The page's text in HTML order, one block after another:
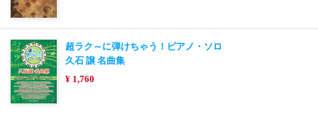
超ラク～に弾けちゃう！ピアノ・ソロ
久石 譲 名曲集
¥ 1,760